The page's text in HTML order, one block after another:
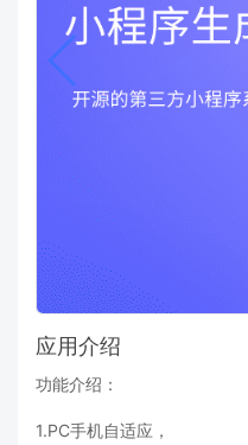
应用介绍
功能介绍：
1.PC手机自适应，